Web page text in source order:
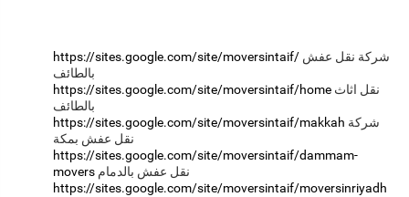
https://sites.google.com/site/moversintaif/
https://sites.google.com/site/moversintaif/home
https://sites.google.com/site/moversintaif/makkah
https://sites.google.com/site/moversintaif/dammam-
movers
https://sites.google.com/site/moversintaif/moversinriyadh